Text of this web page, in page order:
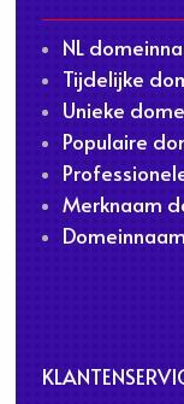
NL
Tijdelijke
Unieke
Populaire
Merknaam